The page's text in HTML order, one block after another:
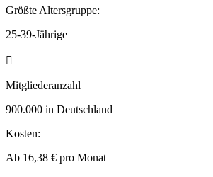
Größte Altersgruppe:
25-39-Jährige
Mitgliederanzahl
900.000 in Deutschland
Kosten:
Ab 16,38 € pro Monat